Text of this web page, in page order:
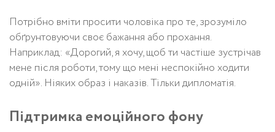
Потрібно вміти просити чоловіка про те, зрозуміло
обґрунтовуючи своє бажання або прохання.
Наприклад: «Дорогий, я хочу, щоб ти частіше зустрічав
мене після роботи, тому що мені неспокійно ходити
одній». Ніяких образ і наказів. Тільки дипломатія.
Підтримка емоційного фону